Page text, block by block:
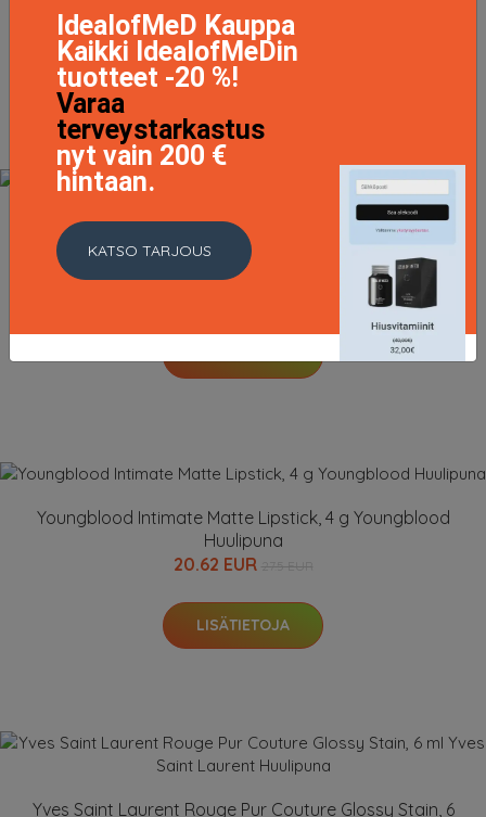
LISÄTIETOJA
Shine Loud Pro Pigment Lip Shine, 6,8 g NYX
Professional Makeup Huulikiilto
Youngblood Intimate Matte Lipstick, 4 g Youngblood
Huulipuna
20.62 EUR
LISÄTIETOJA
Yves Saint Laurent Rouge Pur Couture Glossy Stain, 6
IdealofMeD Kauppa
Kaikki IdealofMeDin
tuotteet -20 %!
Varaa
terveystarkastus
nyt vain 200 €
hintaan.
KATSO TARJOUS